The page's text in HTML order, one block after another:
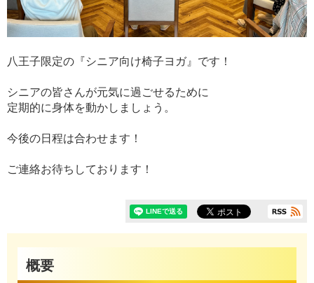
八王子限定の『シニア向け椅子ヨガ』です！
シニアの皆さんが元気に過ごせるために
定期的に身体を動かしましょう。
今後の日程は合わせます！
ご連絡お待ちしております！
概要